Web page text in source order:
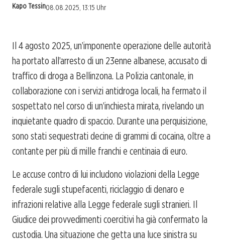
Kapo Tessin08.08.2025, 13:15 Uhr
Il 4 agosto 2025, un’imponente operazione delle autorità
ha portato all’arresto di un 23enne albanese, accusato di
traffico di droga a Bellinzona. La Polizia cantonale, in
collaborazione con i servizi antidroga locali, ha fermato il
sospettato nel corso di un’inchiesta mirata, rivelando un
inquietante quadro di spaccio. Durante una perquisizione,
sono stati sequestrati decine di grammi di cocaina, oltre a
contante per più di mille franchi e centinaia di euro.
Le accuse contro di lui includono violazioni della Legge
federale sugli stupefacenti, riciclaggio di denaro e
infrazioni relative alla Legge federale sugli stranieri. Il
Giudice dei provvedimenti coercitivi ha già confermato la
custodia. Una situazione che getta una luce sinistra su